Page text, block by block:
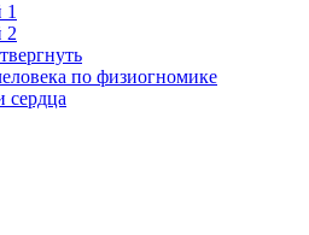
1
2
по физиогномике
сердца